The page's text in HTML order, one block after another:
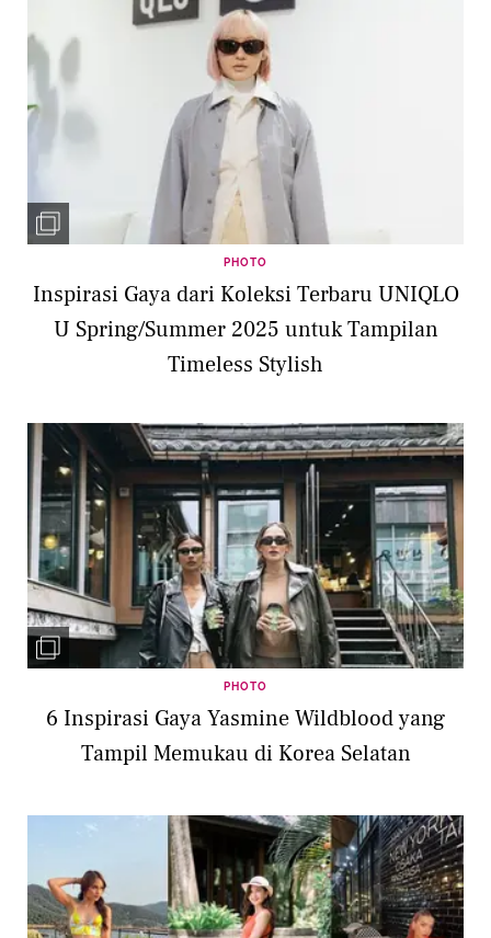
PHOTO
Inspirasi Gaya dari Koleksi Terbaru UNIQLO
U Spring/Summer 2025 untuk Tampilan
Timeless Stylish
PHOTO
6 Inspirasi Gaya Yasmine Wildblood yang
Tampil Memukau di Korea Selatan